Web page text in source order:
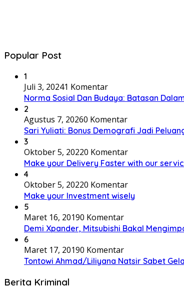
Popular Post
1
Juli 3, 20241 Komentar
Norma Sosial Dan Budaya: Batasan
2
Agustus 7, 20260 Komentar
Sari Yuliati: Bonus Demografi Jadi
3
Oktober 5, 20220 Komentar
Make your Delivery Faster with our
4
Oktober 5, 20220 Komentar
Make your Investment wisely
5
Maret 16, 20190 Komentar
Demi Xpander, Mitsubishi Bakal
6
Maret 17, 20190 Komentar
Tontowi Ahmad/Liliyana Natsir Sabet
Berita Kriminal